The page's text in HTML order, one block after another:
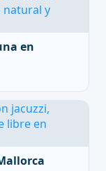
en